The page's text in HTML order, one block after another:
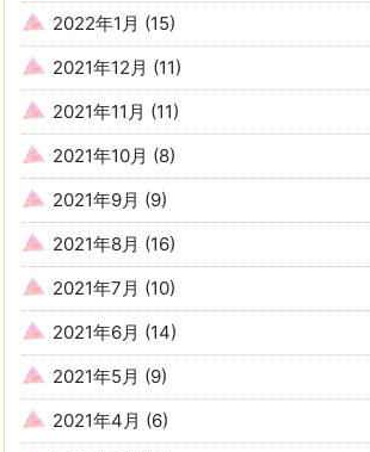
2022年1月 (15)
2021年12月 (11)
2021年11月 (11)
2021年10月 (8)
2021年9月 (9)
2021年8月 (16)
2021年7月 (10)
2021年6月 (14)
2021年5月 (9)
2021年4月 (6)